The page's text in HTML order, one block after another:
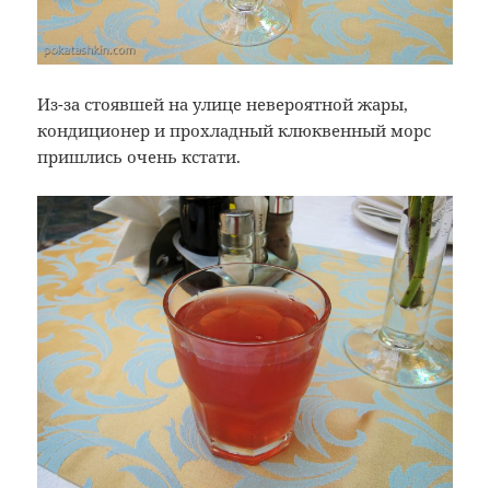
Из-за стоявшей на улице невероятной жары,
кондиционер и прохладный клюквенный морс
пришлись очень кстати.